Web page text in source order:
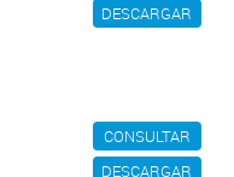
DESCARGAR
CONSULTAR
DESCARGAR